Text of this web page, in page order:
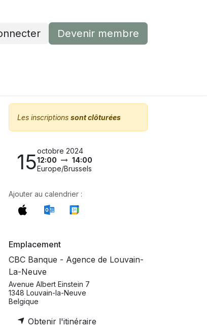
Devenir membre
Les inscriptions sont clôturées
15octobre 2024
12:00
14:00
Europe/Brussels
Ajouter au calendrier :
Emplacement
CBC Banque - Agence de Louvain-
La-Neuve
Avenue Albert Einstein 7
1348 Louvain-la-Neuve
Belgique
Obtenir l'itinéraire